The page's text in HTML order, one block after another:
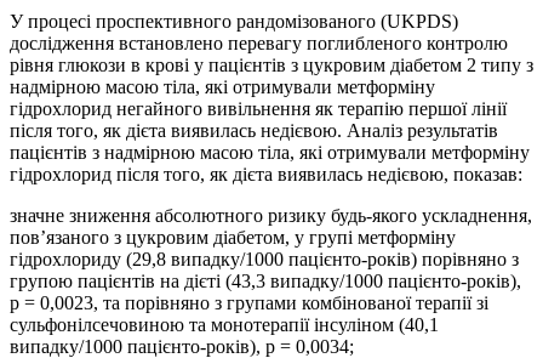
У процесі проспективного рандомізованого (UKPDS)
дослідження встановлено перевагу поглибленого контролю
рівня глюкози в крові у пацієнтів з цукровим діабетом 2 типу з
надмірною масою тіла, які отримували метформіну
гідрохлорид негайного вивільнення як терапію першої лінії
після того, як дієта виявилась недієвою. Аналіз результатів
пацієнтів з надмірною масою тіла, які отримували метформіну
гідрохлорид після того, як дієта виявилась недієвою, показав:
значне зниження абсолютного ризику будь-якого ускладнення,
пов’язаного з цукровим діабетом, у групі метформіну
гідрохлориду (29,8 випадку/1000 пацієнто-років) порівняно з
групою пацієнтів на дієті (43,3 випадку/1000 пацієнто-років),
p = 0,0023, та порівняно з групами комбінованої терапії зі
сульфонілсечовиною та монотерапії інсуліном (40,1
випадку/1000 пацієнто-років), p = 0,0034;